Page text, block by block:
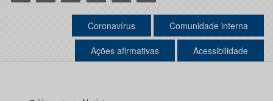
Coronavírus Comunidade interna
Ações afirmativas Acessibilidade